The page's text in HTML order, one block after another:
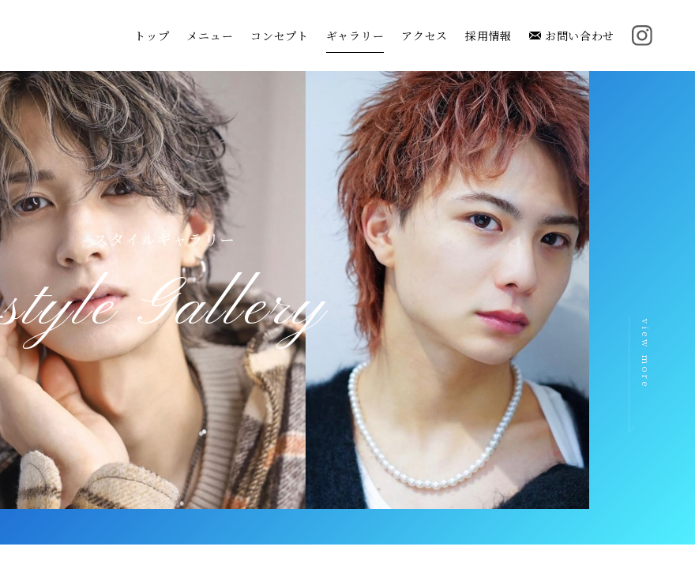
トップ メニュー コンセプト ギャラリー アクセス 採用情報 お問い合わせ
スタイルギャラリー
style Gallery
view more